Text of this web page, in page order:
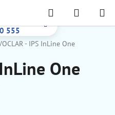
555
Hľadať
KOŠÍK
- IPS InLine One
One